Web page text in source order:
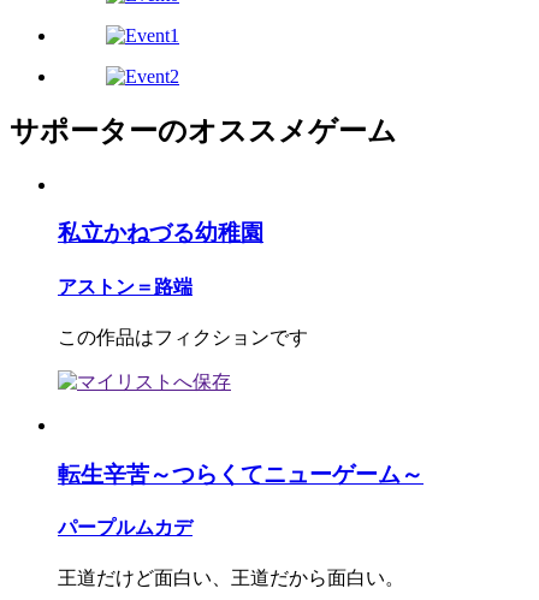
サポーターのオススメゲーム
私立かねづる幼稚園
アストン＝路端
この作品はフィクションです
転生辛苦～つらくてニューゲーム～
パープルムカデ
王道だけど面白い、王道だから面白い。